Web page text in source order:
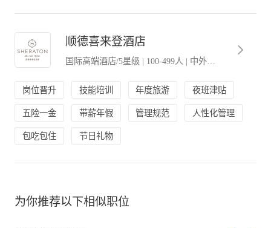
顺德喜来登酒店
国际高端酒店/5星级 | 100-499人 | 中外合营(合资．合作)
岗位晋升 技能培训 年度旅游 夜班津贴
五险一金 带薪年假 管理规范 人性化管理
包吃包住 节日礼物
为你推荐以下相似职位